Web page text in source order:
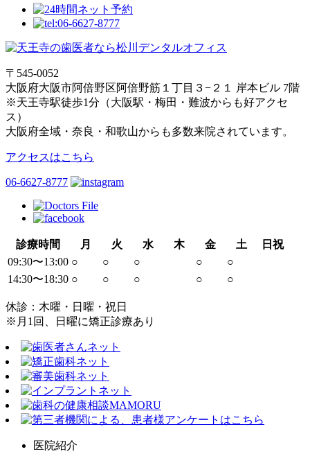
〒545-0052
大阪府大阪市阿倍野区阿倍野筋１丁目３−２１ 岸本ビル 7階
※天王寺駅徒歩1分（大阪駅・梅田・難波からも好アクセ
ス）
大阪府全域・奈良・和歌山からも多数来院されています。
アクセスはこちら
06-6627-8777
診療時間 月 火 水 木 金 土
日祝
09:30〜13:00 ○ ○ ○ ○
○
14:30〜18:30 ○ ○ ○ ○ ○
休診：木曜・日曜・祝日
※月1回、日曜に矯正診療あり
医院紹介